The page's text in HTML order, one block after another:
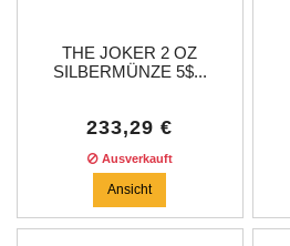
THE JOKER 2 OZ
SILBERMÜNZE 5$...
233,29 €
Ausverkauft
Ansicht